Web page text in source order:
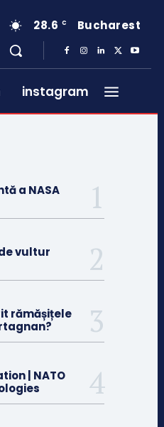
28.6 C Bucharest
instagram
a NASA
vultur
rămășițele
| NATO